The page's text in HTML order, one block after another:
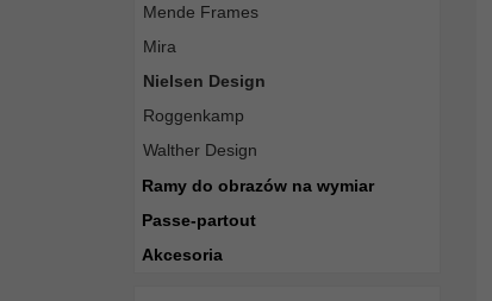
Mende Frames
Mira
Nielsen Design
Roggenkamp
Walther Design
Ramy do obrazów na wymiar
Passe-partout
Akcesoria